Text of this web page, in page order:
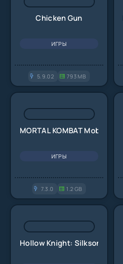
Chicken Gun
ИГРЫ
5.9.02 793 MB
MORTAL KOMBAT Mobile
ИГРЫ
7.3.0 1.2 GB
Hollow Knight: Silksong